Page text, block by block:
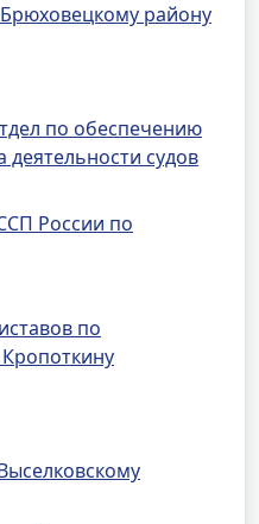
району
по обеспечению
деятельности судов
России по
по